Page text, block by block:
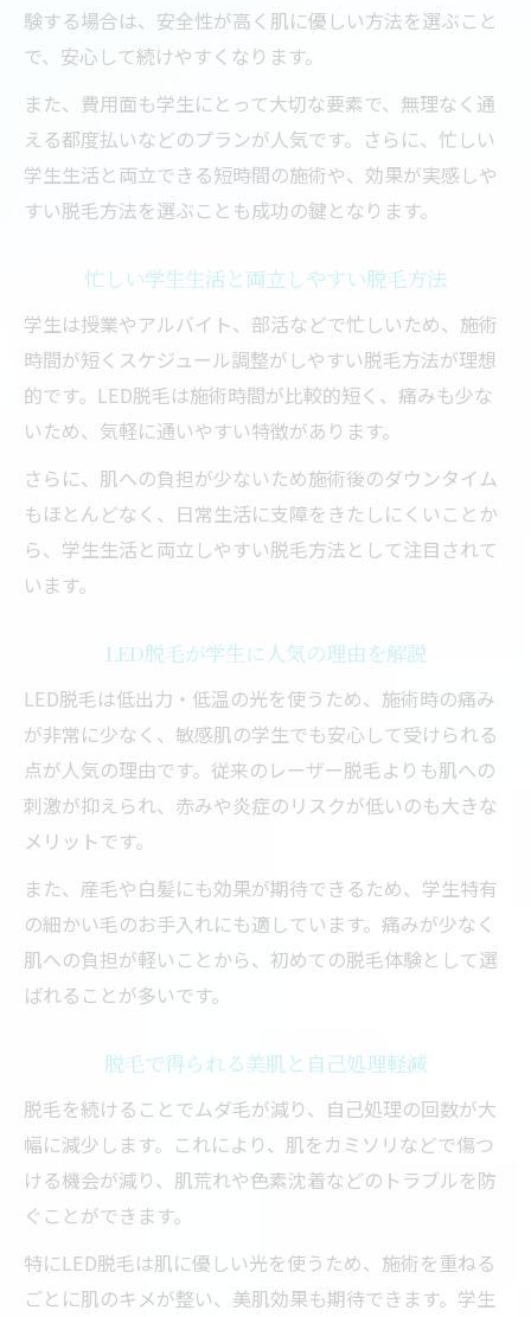
験する場合は、安全性が高く肌に優しい方法を選ぶこと
で、安心して続けやすくなります。
また、費用面も学生にとって大切な要素で、無理なく通
える都度払いなどのプランが人気です。さらに、忙しい
学生生活と両立できる短時間の施術や、効果が実感しや
すい脱毛方法を選ぶことも成功の鍵となります。
忙しい学生生活と両立しやすい脱毛方法
学生は授業やアルバイト、部活などで忙しいため、施術
時間が短くスケジュール調整がしやすい脱毛方法が理想
的です。LED脱毛は施術時間が比較的短く、痛みも少な
いため、気軽に通いやすい特徴があります。
さらに、肌への負担が少ないため施術後のダウンタイム
もほとんどなく、日常生活に支障をきたしにくいことか
ら、学生生活と両立しやすい脱毛方法として注目されて
います。
LED脱毛が学生に人気の理由を解説
LED脱毛は低出力・低温の光を使うため、施術時の痛み
が非常に少なく、敏感肌の学生でも安心して受けられる
点が人気の理由です。従来のレーザー脱毛よりも肌への
刺激が抑えられ、赤みや炎症のリスクが低いのも大きな
メリットです。
また、産毛や白髪にも効果が期待できるため、学生特有
の細かい毛のお手入れにも適しています。痛みが少なく
肌への負担が軽いことから、初めての脱毛体験として選
ばれることが多いです。
脱毛で得られる美肌と自己処理軽減
脱毛を続けることでムダ毛が減り、自己処理の回数が大
幅に減少します。これにより、肌をカミソリなどで傷つ
ける機会が減り、肌荒れや色素沈着などのトラブルを防
ぐことができます。
特にLED脱毛は肌に優しい光を使うため、施術を重ねる
ごとに肌のキメが整い、美肌効果も期待できます。学生